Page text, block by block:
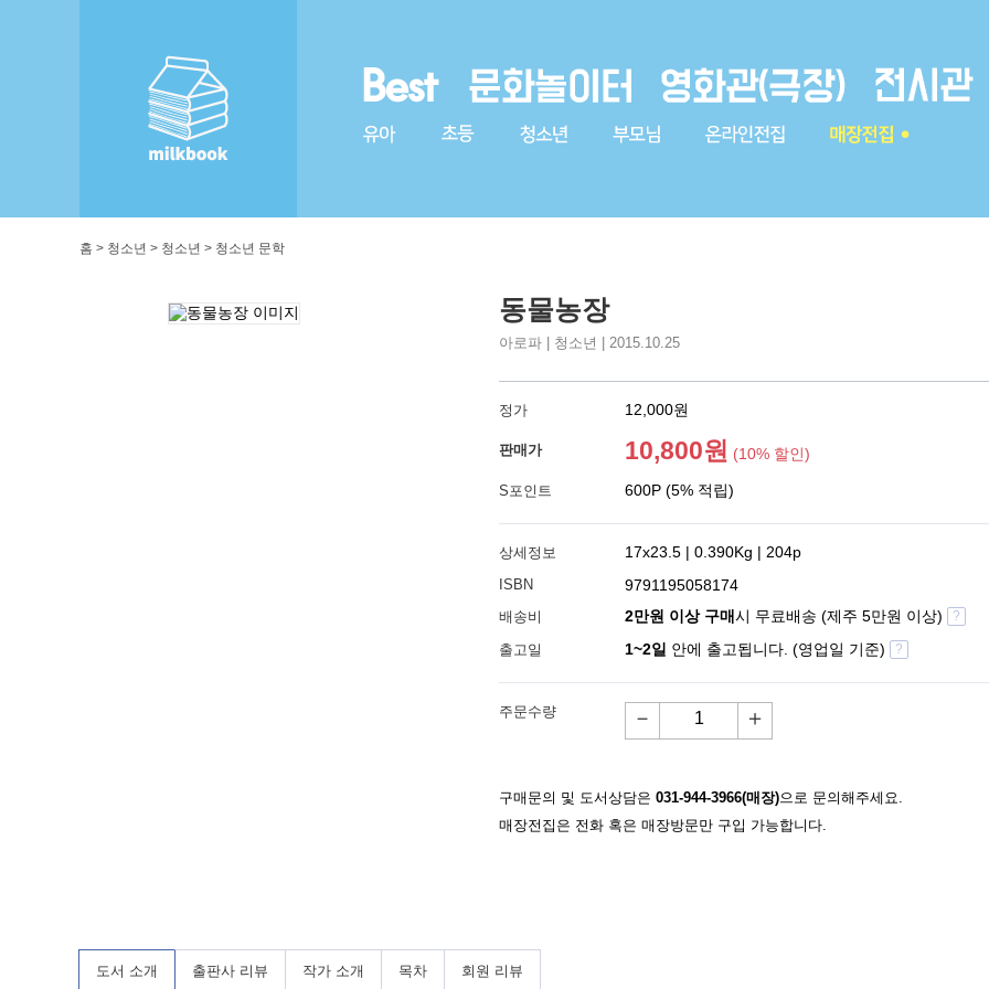
홈 > 청소년 > 청소년 > 청소년 문학
동물농장
아로파 | 청소년 | 2015.10.25
정가 12,000원
판매가 10,800원 (10% 할인)
S포인트 600P (5% 적립)
상세정보 17x23.5 | 0.390Kg | 204p
ISBN 9791195058174
배송비 2만원 이상 구매시 무료배송 (제주 5만원 이상) ?
출고일 1~2일 안에 출고됩니다. (영업일 기준) ?
주문수량 － ＋
구매문의 및 도서상담은 031-944-3966(매장)으로 문의해주세요.
매장전집은 전화 혹은 매장방문만 구입 가능합니다.
도서 소개 출판사 리뷰 작가 소개 목차 회원 리뷰